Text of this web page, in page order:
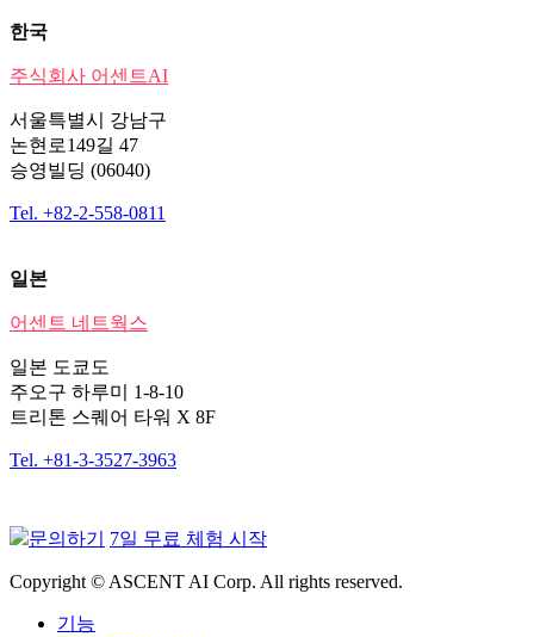
한국
주식회사 어센트AI
서울특별시 강남구
논현로149길 47
승영빌딩 (06040)
Tel. +82-2-558-0811
일본
어센트 네트웍스
일본 도쿄도
주오구 하루미 1-8-10
트리톤 스퀘어 타워 X 8F
Tel. +81-3-3527-3963
문의하기 7일 무료 체험 시작
Copyright © ASCENT AI Corp. All rights reserved.
기능